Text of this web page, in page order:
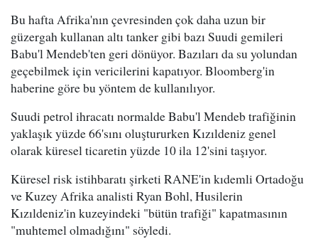
Bu hafta Afrika'nın çevresinden çok daha uzun bir
güzergah kullanan altı tanker gibi bazı Suudi gemileri
Babu'l Mendeb'ten geri dönüyor. Bazıları da su yolundan
geçebilmek için vericilerini kapatıyor. Bloomberg'in
haberine göre bu yöntem de kullanılıyor.
Suudi petrol ihracatı normalde Babu'l Mendeb trafiğinin
yaklaşık yüzde 66'sını oluştururken Kızıldeniz genel
olarak küresel ticaretin yüzde 10 ila 12'sini taşıyor.
Küresel risk istihbaratı şirketi RANE'in kıdemli Ortadoğu
ve Kuzey Afrika analisti Ryan Bohl, Husilerin
Kızıldeniz'in kuzeyindeki "bütün trafiği" kapatmasının
"muhtemel olmadığını" söyledi.